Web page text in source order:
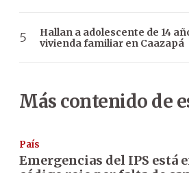
Hallan a adolescente de 14
vivienda familiar en Caazapá
Más contenido de
País
Emergencias del IPS está